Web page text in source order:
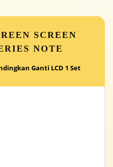
SCREEN
NOTE
Ganti LCD 1 Set